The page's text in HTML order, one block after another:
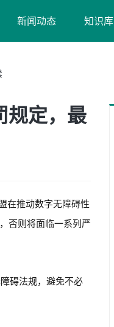
新闻动态 知识库
规定，最
在推动数字无障碍性
否则将面临一系列严
碍法规，避免不必